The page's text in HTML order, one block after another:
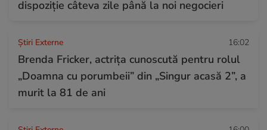
dispoziție câteva zile până la noi negocieri
Știri Externe 16:02
Brenda Fricker, actrița cunoscută pentru rolul
„Doamna cu porumbeii” din „Singur acasă 2”, a
murit la 81 de ani